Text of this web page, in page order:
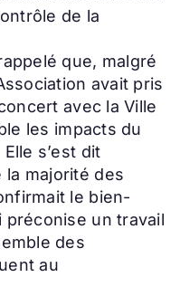
de la
que, malgré
avait pris
avec la Ville
les impacts du
s’est dit
majorité des
le bien-
un travail
des
au